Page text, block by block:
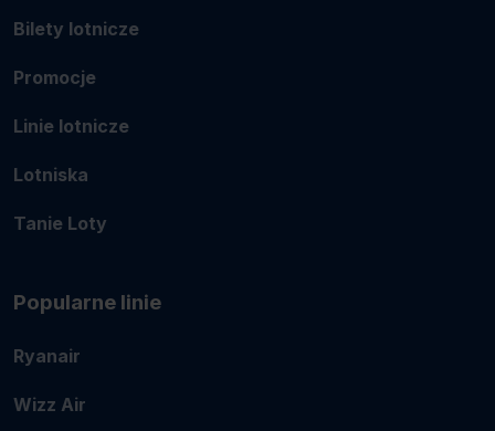
Bilety lotnicze
Promocje
Linie lotnicze
Lotniska
Tanie Loty
Popularne linie
Ryanair
Wizz Air